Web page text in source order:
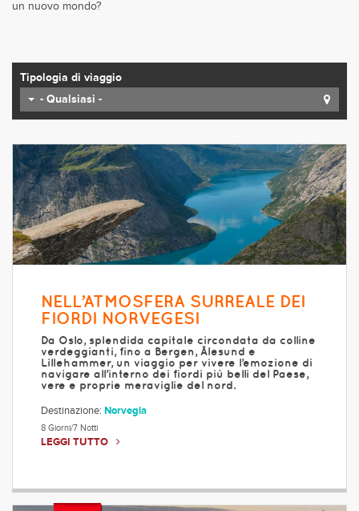
un nuovo mondo?
Tipologia di viaggio
- Qualsiasi -
NELL’ATMOSFERA SURREALE DEI
FIORDI NORVEGESI
Da Oslo, splendida capitale circondata da colline
verdeggianti, fino a Bergen, Ålesund e
Lillehammer, un viaggio per vivere l’emozione di
navigare all’interno dei fiordi più belli del Paese,
vere e proprie meraviglie del nord.
Destinazione: Norvegia
8 Giorni/7 Notti
LEGGI TUTTO